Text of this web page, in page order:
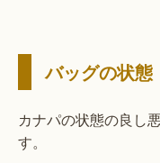
バッグの状態
カナパの状態の良し
す。